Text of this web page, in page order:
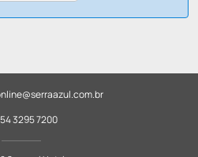
54 3295 7200